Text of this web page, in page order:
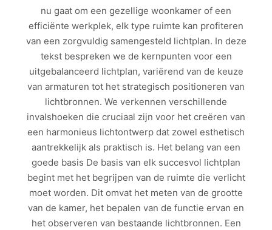
nu gaat om een gezellige woonkamer of een
efficiënte werkplek, elk type ruimte kan profiteren
van een zorgvuldig samengesteld lichtplan. In deze
tekst bespreken we de kernpunten voor een
uitgebalanceerd lichtplan, variërend van de keuze
van armaturen tot het strategisch positioneren van
lichtbronnen. We verkennen verschillende
invalshoeken die cruciaal zijn voor het creëren van
een harmonieus lichtontwerp dat zowel esthetisch
aantrekkelijk als praktisch is. Het belang van een
goede basis De basis van elk succesvol lichtplan
begint met het begrijpen van de ruimte die verlicht
moet worden. Dit omvat het meten van de grootte
van de kamer, het bepalen van de functie ervan en
het observeren van bestaande lichtbronnen. Een